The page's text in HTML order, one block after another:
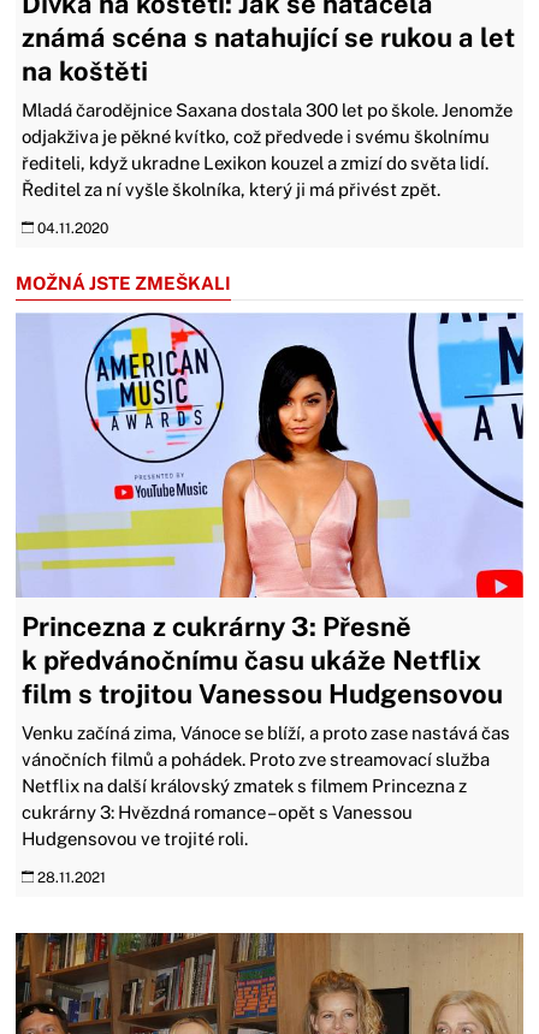
známá scéna s natahující se rukou a let
na koštěti
Mladá čarodějnice Saxana dostala 300 let po škole. Jenomže
odjakživa je pěkné kvítko, což předvede i svému školnímu
řediteli, když ukradne Lexikon kouzel a zmizí do světa lidí.
Ředitel za ní vyšle školníka, který ji má přivést zpět.
04.11.2020
MOŽNÁ JSTE ZMEŠKALI
Princezna z cukrárny 3: Přesně
k předvánočnímu času ukáže Netflix
film s trojitou Vanessou Hudgensovou
Venku začíná zima, Vánoce se blíží, a proto zase nastává čas
vánočních filmů a pohádek. Proto zve streamovací služba
Netflix na další královský zmatek s filmem Princezna z
cukrárny 3: Hvězdná romance – opět s Vanessou
Hudgensovou ve trojité roli.
28.11.2021